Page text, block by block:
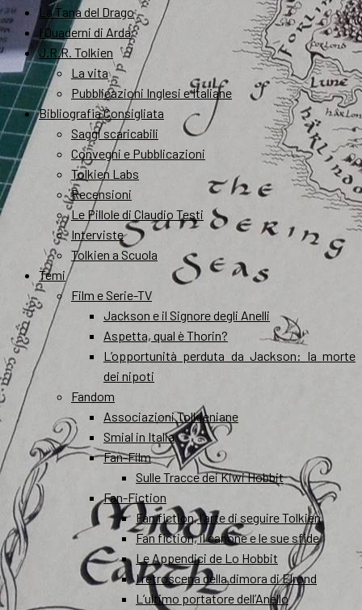
La Tana del Drago
I Quaderni di Arda
J.R.R. Tolkien
La vita
Pubblicazioni Inglesi e Italiane
Bibliografia Consigliata
Saggi scaricabili
Convegni e Pubblicazioni
Tolkien Labs
Recensioni
Le Pillole di Claudio Testi
Interviste
Tolkien a Scuola
Temi
Film e Serie-TV
Jackson e il Signore degli Anelli
Aspetta, qual è Thorin?
L’opportunità perduta da Jackson: la morte
dei nipoti
Fandom
Associazioni Tolkieniane
Smial in Italia
Fan-Film
Sulle Tracce dei Kiwi Hobbit
Fan-Fiction
Fan fiction, l’arte di seguire Tolkien
Fan fiction, il canone e le sue sfide
Le Appendici de Lo Hobbit
I retroscena della dimora di Elrond
L’ultimo portatore dell’Anello